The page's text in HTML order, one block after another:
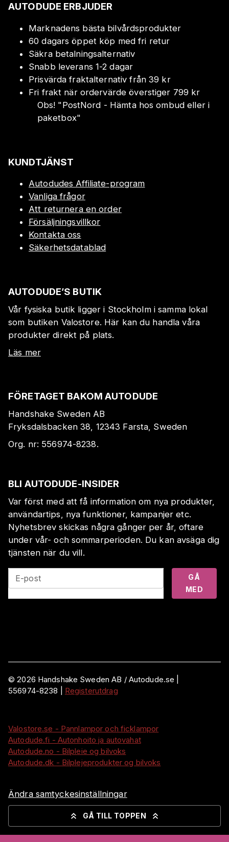
AUTODUDE ERBJUDER
Marknadens bästa bilvårdsprodukter
60 dagars öppet köp med fri retur
Säkra betalningsalternativ
Snabb leverans 1-2 dagar
Prisvärda fraktalternativ från 39 kr
Fri frakt när ordervärde överstiger 799 kr
Obs! "PostNord - Hämta hos ombud eller i
paketbox"
KUNDTJÄNST
Autodudes Affiliate-program
Vanliga frågor
Att returnera en order
Försäljningsvillkor
Kontakta oss
Säkerhetsdatablad
AUTODUDE’S BUTIK
Vår fysiska butik ligger i Stockholm i samma lokal
som butiken Valostore. Här kan du handla våra
produkter direkt på plats.
Läs mer
FÖRETAGET BAKOM AUTODUDE
Handshake Sweden AB
Fryksdalsbacken 38, 12343 Farsta, Sweden
Org. nr: 556974-8238.
BLI AUTODUDE-INSIDER
Var först med att få information om nya produkter,
användartips, nya funktioner, kampanjer etc.
Nyhetsbrev skickas några gånger per år, oftare
under vår- och sommarperioden. Du kan avsäga dig
tjänsten när du vill.
E-post
GÅ
MED
©2026 Handshake Sweden AB / Autodude.se |
556974-8238
Registerutdrag
Valostore.se - Pannlampor och ficklampor
Autodude.fi - Autonhoito ja autovahat
Autodude.no - Bilpleie og bilvoks
Autodude.dk - Bilplejeprodukter og bilvoks
Ändra samtyckesinställningar
GÅ TILL TOPPEN